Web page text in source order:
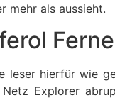
mehr als aussieht.
leser hierfür wie
Explorer